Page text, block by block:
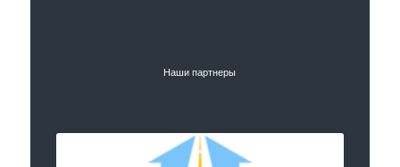
Наши партнеры